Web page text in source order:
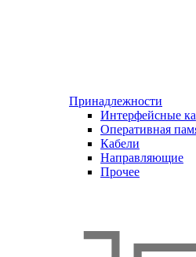
Принадлежности
Интерфейсные
Оперативная
Кабели
Направляющие
Прочее